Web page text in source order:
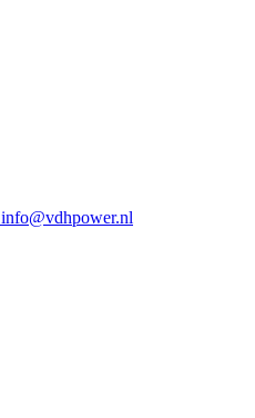
info@vdhpower.nl